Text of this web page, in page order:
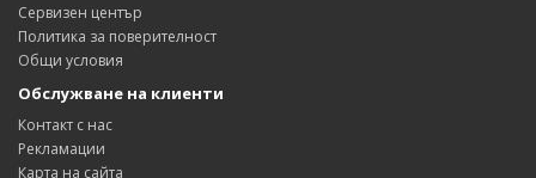
Сервизен център
Политика за поверителност
Общи условия
Обслужване на клиенти
Контакт с нас
Рекламации
Карта на сайта